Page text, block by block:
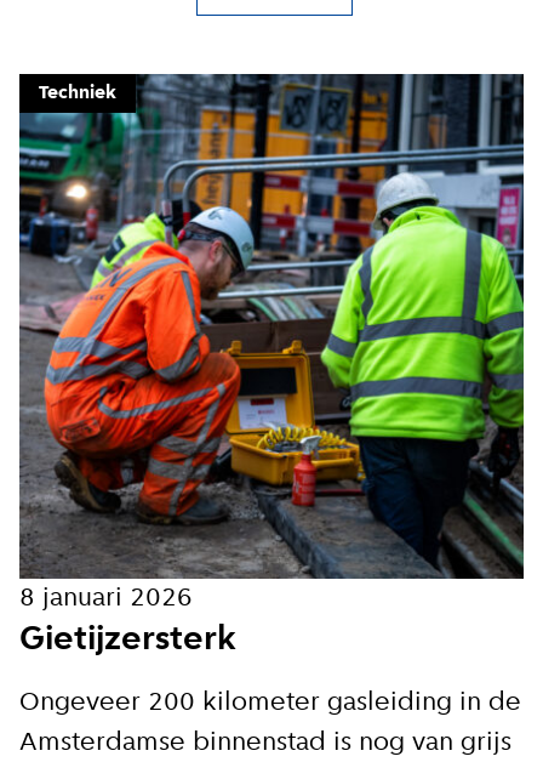
Meld je aan voor onze
update
Blijf moeiteloos op de hoogte van al het
reilen en zeilen rond de bruggen en
kademuren in Amsterdam. Meld je aan voor
onze updates en je mist geen verhaal!
E-mailadres
Hoe vaak wil je van ons horen:
Bij elk nieuw artikel
Wekelijks
Maandelijks
Techniek
Gietijzersterk
8 januari 2026
Ongeveer 200 kilometer gasleiding in de
Amsterdamse binnenstad is nog van grijs